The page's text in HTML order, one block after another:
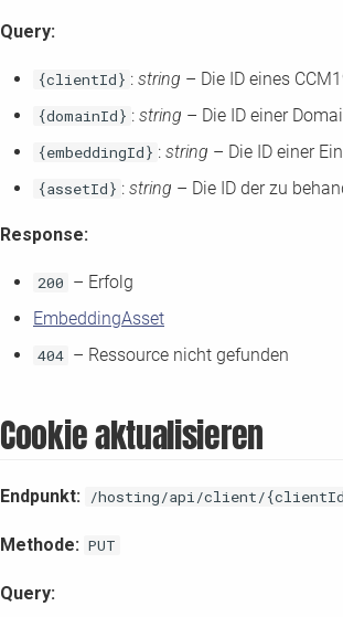
Query:
{clientId} : string – Die ID eines
{domainId} : string – Die ID einer
{embeddingId} : string – Die ID einer
{assetId} : string – Die ID der zu
Response:
200 – Erfolg
EmbeddingAsset
404 – Ressource nicht gefunden
Cookie aktualisieren
Endpunkt: /hosting/api/client/{clientId}/
Methode: PUT
Query: